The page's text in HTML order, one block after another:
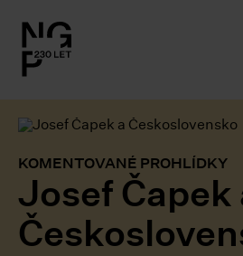
KOMENTOVANÉ PROHLÍDKY
Josef Čapek